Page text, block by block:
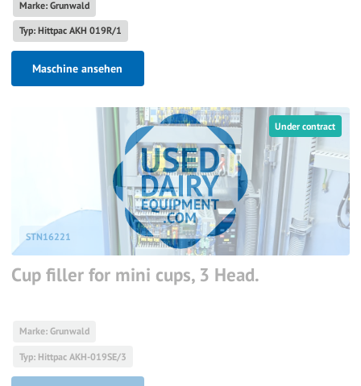
Marke: Grunwald
Typ: Hittpac AKH 019R/1
Maschine ansehen
Under contract
STN16221
Cup filler for mini cups, 3 Head.
Marke: Grunwald
Typ: Hittpac AKH-019SE/3